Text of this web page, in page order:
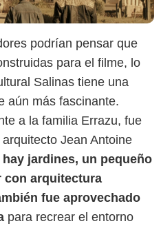
podrían pensar que
para el filme, lo
Salinas tiene una
aún más fascinante.
a la familia Errazu, fue
Jean Antoine
jardines, un pequeño
con arquitectura
fue aprovechado
para recrear el entorno
Cultural México